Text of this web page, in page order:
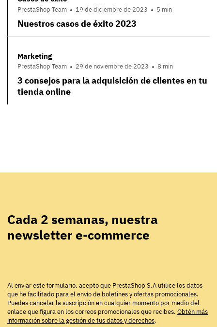
PrestaShop Team 19 de diciembre de 2023 5 min
Nuestros casos de éxito 2023
Marketing
PrestaShop Team 29 de noviembre de 2023 8 min
3 consejos para la adquisición de clientes en tu
tienda online
Cada 2 semanas, nuestra
newsletter e-commerce
Al enviar este formulario, acepto que PrestaShop S.A utilice los datos
que he facilitado para el envío de boletines y ofertas promocionales.
Puedes cancelar la suscripción en cualquier momento por medio del
enlace que figura en los correos promocionales que recibes. Obtén más
información sobre la gestión de tus datos y derechos.